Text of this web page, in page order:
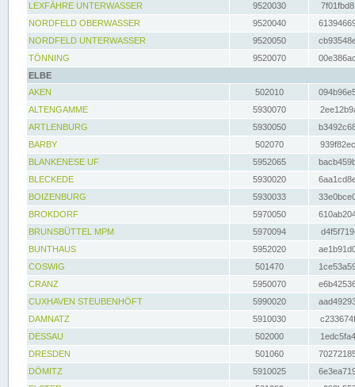
LEXFÄHRE UNTERWASSER
9520030
NORDFELD OBERWASSER
9520040
NORDFELD UNTERWASSER
9520050
TÖNNING
9520070
ELBE
AKEN
502010
ALTENGAMME
5930070
ARTLENBURG
5930050
BARBY
502070
BLANKENESE UF
5952065
BLECKEDE
5930020
BOIZENBURG
5930033
BROKDORF
5970050
BRUNSBÜTTEL MPM
5970094
BUNTHAUS
5952020
COSWIG
501470
CRANZ
5950070
CUXHAVEN STEUBENHÖFT
5990020
DAMNATZ
5910030
DESSAU
502000
DRESDEN
501060
DÖMITZ
5910025